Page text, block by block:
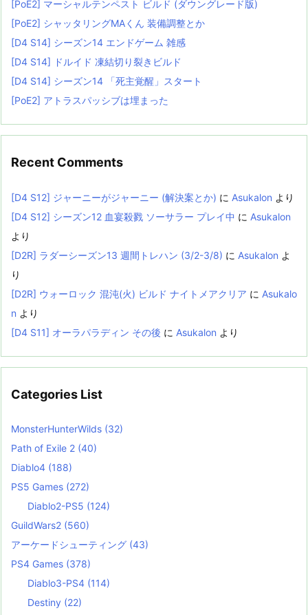
[PoE2] マーシャルテンペスト ビルド (ダウングレード版)
[PoE2] シャッタリングMAくん 装備調整とか
[D4 S14] シーズン14 エンドゲーム 雑感
[D4 S14] ドルイド 凍結切り裂きビルド
[D4 S14] シーズン14 「死主覚醒」スタート
[PoE2] アトラスパッシブは埋まった
Recent Comments
[D4 S12] ジャーニーがジャーニー (解決案とか) に Asukalon より
[D4 S12] シーズン12 血宴殺戮 ソーサラー プレイ中 に Asukalon
より
[D2R] ラダーシーズン13 週間トレハン (3/2-3/8) に Asukalon よ
り
[D2R] ウォーロック 混沌(火) ビルド ナイトメアクリア に Asukalo
n より
[D4 S11] オーラパラディン その後 に Asukalon より
Categories List
MonsterHunterWilds (32)
Path of Exile 2 (40)
Diablo4 (188)
PS5 Games (272)
Diablo2-PS5 (124)
GuildWars2 (560)
アーケードシューティング (43)
PS4 Games (378)
Diablo3-PS4 (114)
Destiny (22)